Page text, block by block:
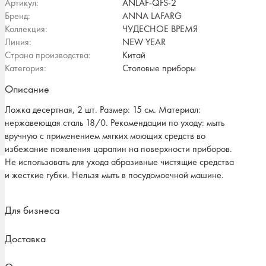
Артикул:
ANLAF-QFS-2
Бренд:
ANNA LAFARG
Коллекция:
ЧУДЕСНОЕ ВРЕМЯ
Линия:
NEW YEAR
Страна производства:
Китай
Категория:
Столовые приборы
Описание
Ложка десертная, 2 шт. Размер: 15 см. Материал:
нержавеющая сталь 18/0. Рекомендации по уходу: мыть
вручную с применением мягких моющих средств во
избежание появления царапин на поверхности приборов.
Не использовать для ухода абразивные чистящие средства
и жесткие губки. Нельзя мыть в посудомоечной машине.
Для бизнеса
Доставка